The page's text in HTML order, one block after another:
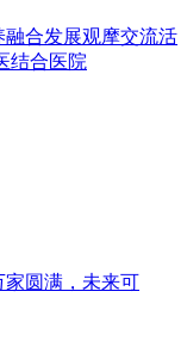
合发展观摩交流活
结合医院
圆满，未来可